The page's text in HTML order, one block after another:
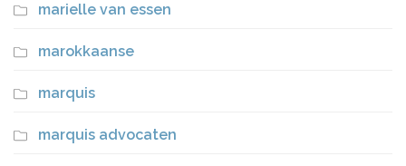
marielle van essen
marokkaanse
marquis
marquis advocaten